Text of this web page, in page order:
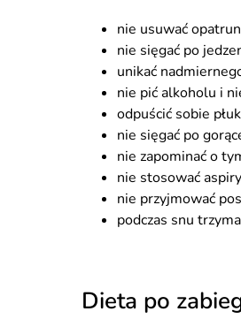
nie usuwać
nie sięgać po
unikać
nie pić alkoholu i
odpuścić sobie
nie sięgać po
nie zapominać o
nie stosować
nie przyjmować
podczas snu
Dieta po